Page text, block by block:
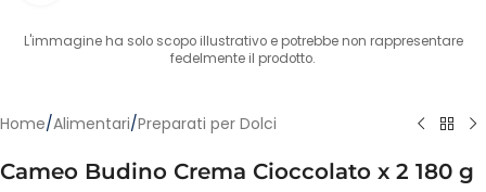
L'immagine ha solo scopo illustrativo e potrebbe non rappresentare
fedelmente il prodotto.
Home/Alimentari/Preparati per Dolci
Cameo Budino Crema Cioccolato x 2 180 g